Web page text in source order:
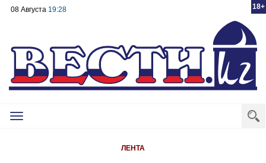
18+
08 Августа 19:28
Toggle
ЛЕНТА